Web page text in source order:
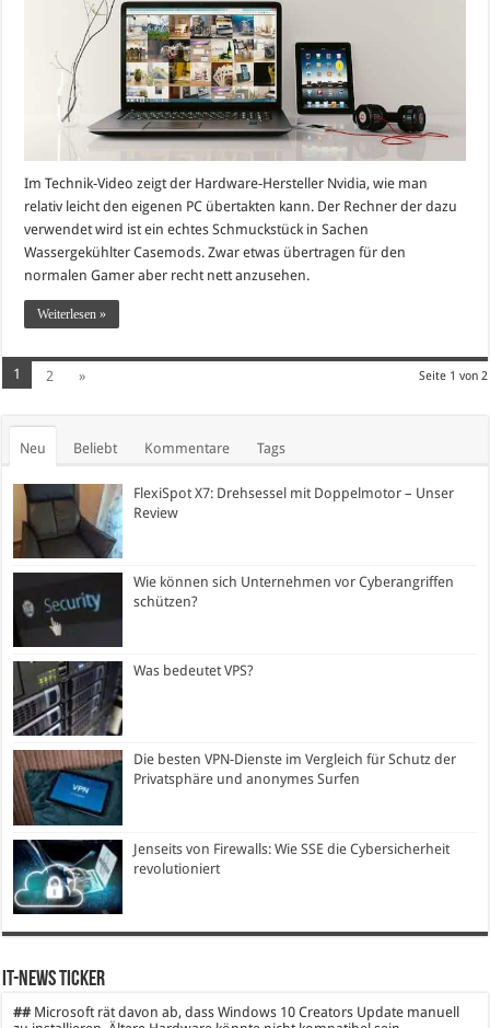
Im Technik-Video zeigt der Hardware-Hersteller Nvidia, wie man
relativ leicht den eigenen PC übertakten kann. Der Rechner der dazu
verwendet wird ist ein echtes Schmuckstück in Sachen
Wassergekühlter Casemods. Zwar etwas übertragen für den
normalen Gamer aber recht nett anzusehen.
Weiterlesen »
Seite 1 von 2
1 2 »
Neu Beliebt Kommentare Tags
FlexiSpot X7: Drehsessel mit Doppelmotor – Unser
Review
Wie können sich Unternehmen vor Cyberangriffen
schützen?
Was bedeutet VPS?
Die besten VPN-Dienste im Vergleich für Schutz der
Privatsphäre und anonymes Surfen
Jenseits von Firewalls: Wie SSE die Cybersicherheit
revolutioniert
IT-News Ticker
## Microsoft rät davon ab, dass Windows 10 Creators Update manuell